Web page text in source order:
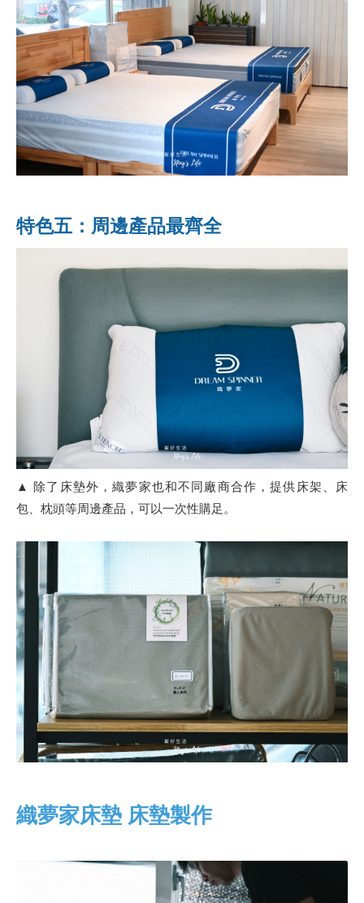
特色五：周邊產品最齊全
▲ 除了床墊外，織夢家也和不同廠商合作，提供床架、床
包、枕頭等周邊產品，可以一次性購足。
織夢家床墊 床墊製作